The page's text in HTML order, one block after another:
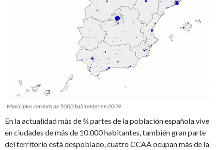
Municipios con más de 5000 habitantes en 2009.
En la actualidad más de ¾ partes de la población española vive
en ciudades de más de 10.000 habitantes, también gran parte
del territorio está despoblado, cuatro CCAA ocupan más de la